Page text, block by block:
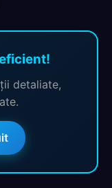
detaliate,